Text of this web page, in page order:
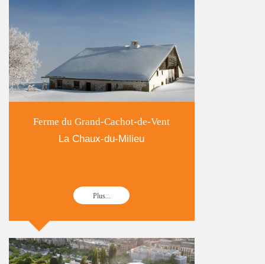
Ferme du Grand-Cachot-de-Vent
La Chaux-du-Milieu
Plus...